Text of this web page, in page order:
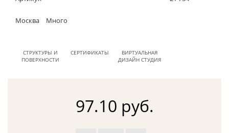
Москва Много
СТРУКТУРЫ И
ПОВЕРХНОСТИ
СЕРТИФИКАТЫ
ВИРТУАЛЬНАЯ
ДИЗАЙН СТУДИЯ
97.10 руб.